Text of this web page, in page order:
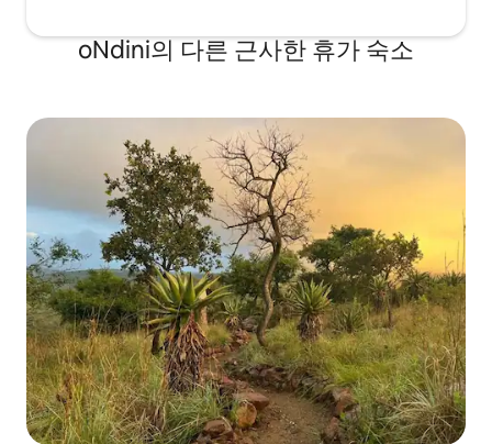
oNdini의 다른 근사한 휴가 숙소